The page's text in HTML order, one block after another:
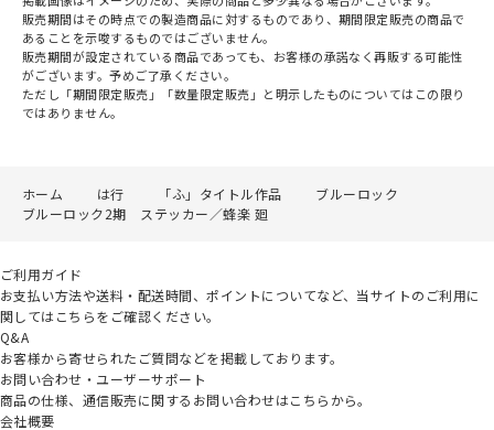
販売期間はその時点での製造商品に対するものであり、期間限定販売の商品で
あることを示唆するものではございません。
販売期間が設定されている商品であっても、お客様の承諾なく再販する可能性
がございます。予めご了承ください。
ただし「期間限定販売」「数量限定販売」と明示したものについてはこの限り
ではありません。
ホーム は行 「ふ」タイトル作品
ブルーロック
ブルーロック2期 ステッカー／蜂楽 廻
ご利用ガイド
お支払い方法や送料・配送時間、ポイントについてなど、当サイトのご利用に
関してはこちらをご確認ください。
Q&A
お客様から寄せられたご質問などを掲載しております。
お問い合わせ・ユーザーサポート
商品の仕様、通信販売に関するお問い合わせはこちらから。
会社概要